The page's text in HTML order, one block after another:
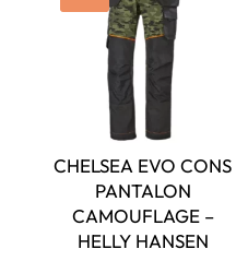
CHELSEA EVO CONS
PANTALON
CAMOUFLAGE –
HELLY HANSEN